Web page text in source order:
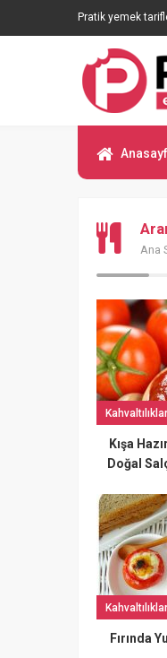
Pratik yemek
Ana
Kahvaltılıklar
Kışa
Doğal
Kahvaltılıklar
Fırında